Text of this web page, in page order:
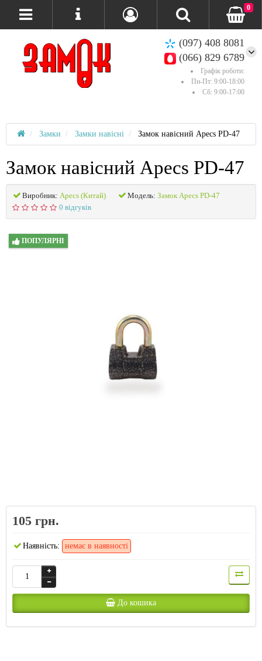
(097) 408 8081
(066) 829 6789
Графік роботи:
Пн-Пт: 9:00-18:00
Сб: 9:00-17:00
0
Замки Замки навісні Замок навісний Apecs PD-47
Замок навісний Apecs PD-47
Виробник: Apecs (Китай) Модель: Замок Apecs PD-47
0 відгуків
ПОПУЛЯРНІ
105 грн.
Наявність: немає в наявності
До кошика